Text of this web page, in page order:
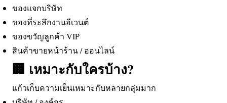
ของแจกบริษัท
ของที่ระลึกงานอีเวนต์
ของขวัญลูกค้า VIP
สินค้าขายหน้าร้าน / ออนไลน์
🏢 เหมาะกับใครบ้าง?
แก้วเก็บความเย็นเหมาะกับหลายกลุ่มมาก